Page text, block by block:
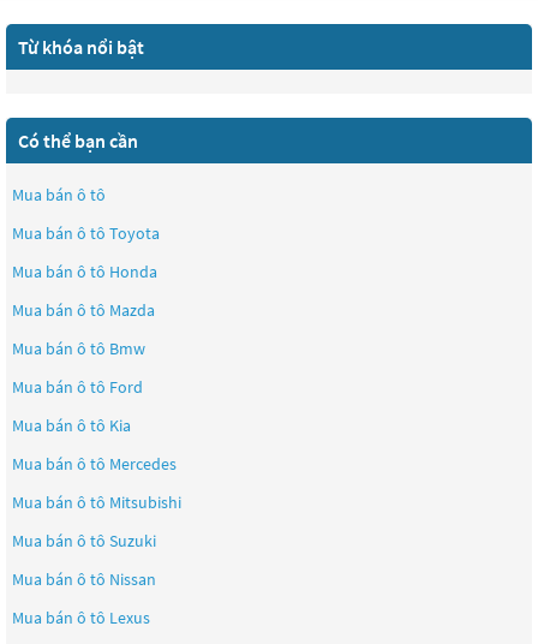
Từ khóa nổi bật
Có thể bạn cần
Mua bán ô tô
Mua bán ô tô Toyota
Mua bán ô tô Honda
Mua bán ô tô Mazda
Mua bán ô tô Bmw
Mua bán ô tô Ford
Mua bán ô tô Kia
Mua bán ô tô Mercedes
Mua bán ô tô Mitsubishi
Mua bán ô tô Suzuki
Mua bán ô tô Nissan
Mua bán ô tô Lexus